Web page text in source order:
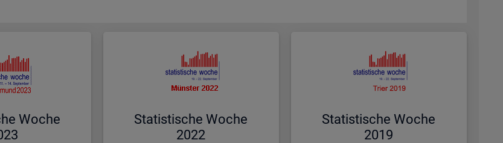
Woche
Sta­tis­ti­sche Woche
2022
Sta­tis­ti­sche Woche
2019